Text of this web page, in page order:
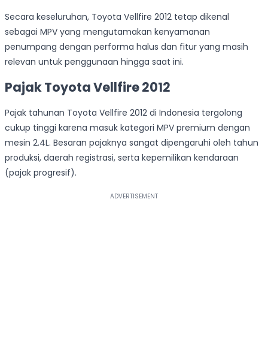
Secara keseluruhan, Toyota Vellfire 2012 tetap dikenal
sebagai MPV yang mengutamakan kenyamanan
penumpang dengan performa halus dan fitur yang masih
relevan untuk penggunaan hingga saat ini.
Pajak Toyota Vellfire 2012
Pajak tahunan Toyota Vellfire 2012 di Indonesia tergolong
cukup tinggi karena masuk kategori MPV premium dengan
mesin 2.4L. Besaran pajaknya sangat dipengaruhi oleh tahun
produksi, daerah registrasi, serta kepemilikan kendaraan
(pajak progresif).